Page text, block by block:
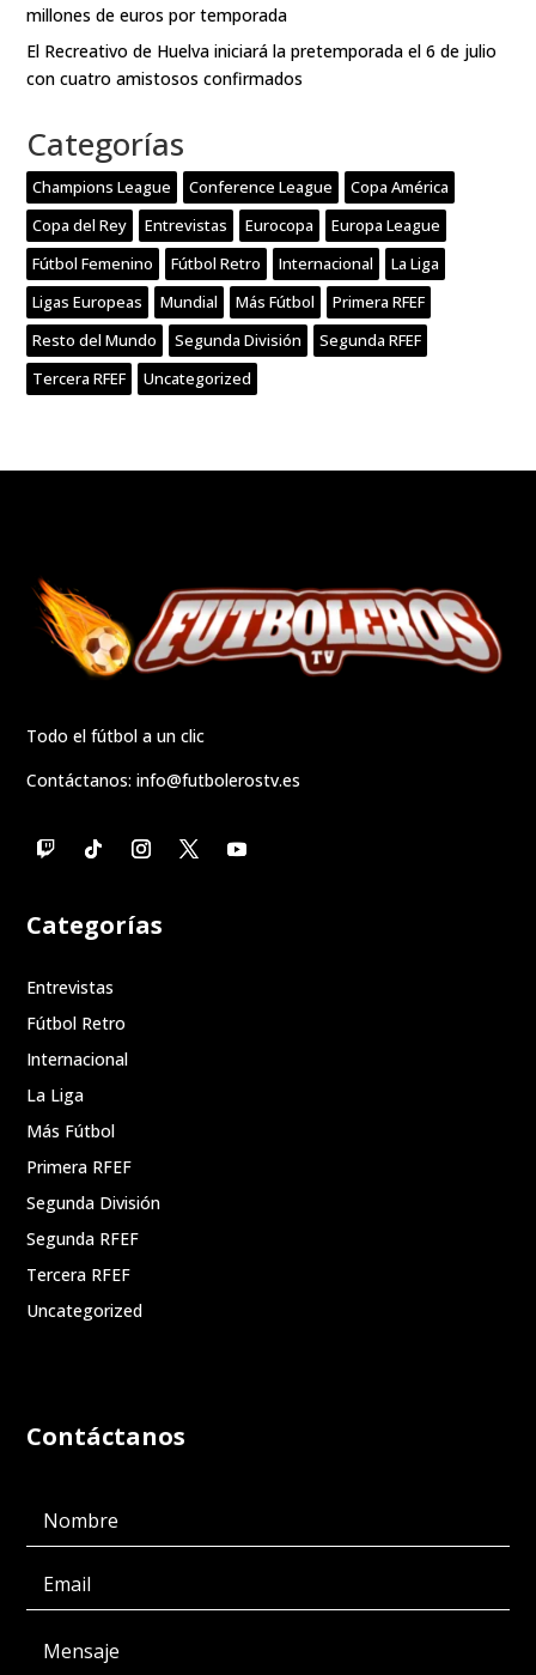
millones de euros por temporada
El Recreativo de Huelva iniciará la pretemporada el 6 de julio
con cuatro amistosos confirmados
Categorías
Champions League Conference League
Copa América
Copa del Rey
Entrevistas Eurocopa
Europa League
Fútbol Femenino
Fútbol Retro Internacional
La Liga
Ligas Europeas
Mundial Más Fútbol
Primera RFEF
Resto del Mundo
Segunda División
Segunda RFEF
Tercera RFEF
Uncategorized
Todo el fútbol a un clic
Contáctanos:info@futbolerostv.es
Categorías
Entrevistas
Fútbol Retro
Internacional
La Liga
Más Fútbol
Primera RFEF
Segunda División
Segunda RFEF
Tercera RFEF
Uncategorized
Contáctanos